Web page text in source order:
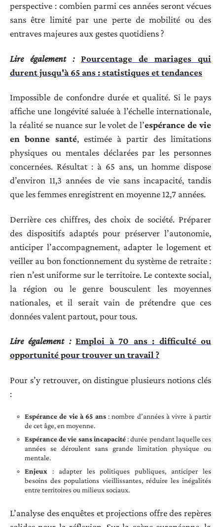
perspective : combien parmi ces années seront vécues
sans être limité par une perte de mobilité ou des
entraves majeures aux gestes quotidiens ?
Lire également :
Pourcentage de mariages qui
durent jusqu'à 65 ans : statistiques et tendances
Impossible de confondre durée et qualité. Si le pays
affiche une longévité saluée à l’échelle internationale,
la réalité se nuance sur le volet de l’espérance de vie
en bonne santé, estimée à partir des limitations
physiques ou mentales déclarées par les personnes
concernées. Résultat : à 65 ans, un homme dispose
d’environ 11,3 années de vie sans incapacité, tandis
que les femmes enregistrent en moyenne 12,7 années.
Derrière ces chiffres, des choix de société. Préparer
des dispositifs adaptés pour préserver l’autonomie,
anticiper l’accompagnement, adapter le logement et
veiller au bon fonctionnement du système de retraite :
rien n’est uniforme sur le territoire. Le contexte social,
la région ou le genre bousculent les moyennes
nationales, et il serait vain de prétendre que ces
données valent partout, pour tous.
Lire également : Emploi à 70 ans : difficulté ou
opportunité pour trouver un travail ?
Pour s’y retrouver, on distingue plusieurs notions clés
:
Espérance de vie à 65 ans: nombre d’années à vivre à partir
de cet âge, en moyenne.
Espérance de vie sans incapacité: durée pendant laquelle ces
années se déroulent sans grande limitation physique ou
mentale.
Enjeux : adapter les politiques publiques, anticiper les
besoins des populations vieillissantes, réduire les inégalités
entre territoires ou milieux sociaux.
L’analyse des enquêtes et projections offre des repères